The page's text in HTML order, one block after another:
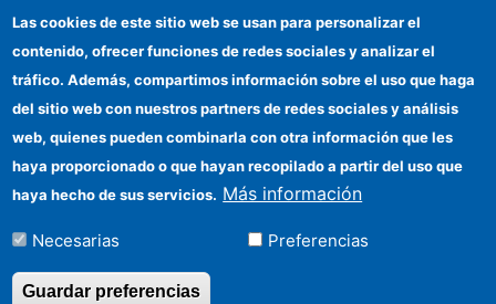
Identidad institucional
Ayudas FEDER
Organismos financiadores
Contacto
Cómo llegar
Las cookies de este sitio web se usan para personalizar el
contenido, ofrecer funciones de redes sociales y analizar el
tráfico. Además, compartimos información sobre el uso que haga
del sitio web con nuestros partners de redes sociales y análisis
web, quienes pueden combinarla con otra información que les
haya proporcionado o que hayan recopilado a partir del uso que
haya hecho de sus servicios. Más información
Necesarias Preferencias
Guardar preferencias